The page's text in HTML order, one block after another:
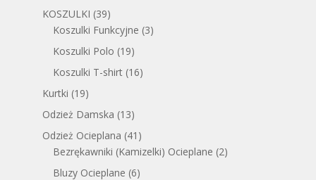
KOSZULKI (39)
Koszulki Funkcyjne (3)
Koszulki Polo (19)
Koszulki T-shirt (16)
Kurtki (19)
Odzież Damska (13)
Odzież Ocieplana (41)
Bezrękawniki (Kamizelki) Ocieplane (2)
Bluzy Ocieplane (6)